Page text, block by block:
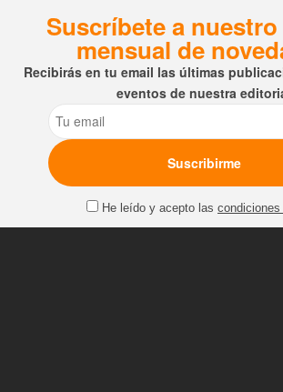
Suscríbete a
mensual de
Recibirás en tu email las últimas
eventos de nuestra
Email
He leído y acepto las condiciones